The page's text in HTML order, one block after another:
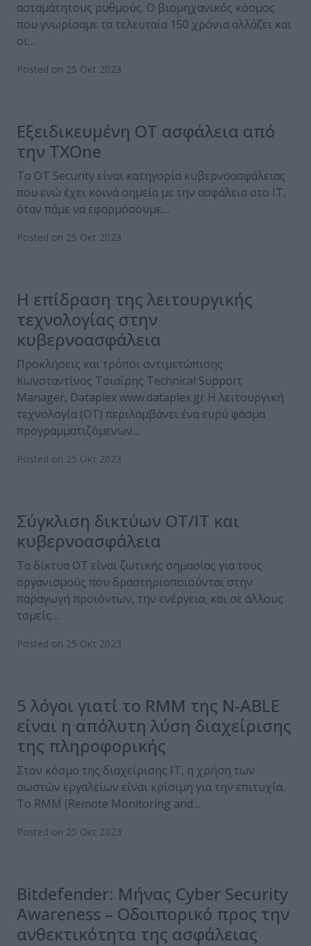
ασταμάτητους ρυθμούς. Ο βιομηχανικός κόσμος
που γνωρίσαμε τα τελευταία 150 χρόνια αλλάζει και
οι…
Posted on 25 Οκτ 2023
Εξειδικευμένη OT ασφάλεια από
την TXOne
Το OT Security είναι κατηγορία κυβερνοασφάλειας
που ενώ έχει κοινά σημεία με την ασφάλεια στο IT,
όταν πάμε να εφαρμόσουμε…
Posted on 25 Οκτ 2023
Η επίδραση της λειτουργικής
τεχνολογίας στην
κυβερνοασφάλεια
Προκλήσεις και τρόποι αντιμετώπισης
Κωνσταντίνος Τσιαΐρης Technical Support
Manager, Dataplex www.dataplex.gr Η λειτουργική
τεχνολογία (OT) περιλαμβάνει ένα ευρύ φάσμα
προγραμματιζόμενων…
Posted on 25 Οκτ 2023
Σύγκλιση δικτύων OT/IT και
κυβερνοασφάλεια
Τα δίκτυα OT είναι ζωτικής σημασίας για τους
οργανισμούς που δραστηριοποιούνται στην
παραγωγή προϊόντων, την ενέργεια, και σε άλλους
τομείς…
Posted on 25 Οκτ 2023
5 λόγοι γιατί το RMM της N-ABLE
είναι η απόλυτη λύση διαχείρισης
της πληροφορικής
Στον κόσμο της διαχείρισης IT, η χρήση των
σωστών εργαλείων είναι κρίσιμη για την επιτυχία.
Το RMM (Remote Monitoring and…
Posted on 25 Οκτ 2023
Bitdefender: Μήνας Cyber Security
Awareness – Οδοιπορικό προς την
ανθεκτικότητα της ασφάλειας